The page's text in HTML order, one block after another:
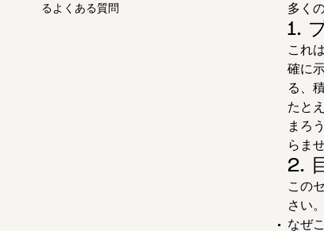
るよくある質問
多く
1.
これ
確に
る、
たと
まろ
らま
2.
この
さい。
なぜ